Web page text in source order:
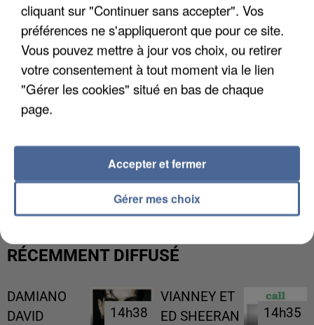
L’UN DES FONDATEURS SUPPOSÉS DE LA DZ
MAFIA INTERPELLÉ EN ALGÉRIE
RÉCEMMENT DIFFUSÉ
DAMIANO
DAVID
14h38
14h38
VIANNEY ET
ED SHEERAN
14h35
14h35
cliquant sur "Continuer sans accepter". Vos
préférences ne s'appliqueront que pour ce site.
Vous pouvez mettre à jour vos choix, ou retirer
votre consentement à tout moment via le lien
"Gérer les cookies" situé en bas de chaque
page.
Gérer mes choix
Accepter et fermer